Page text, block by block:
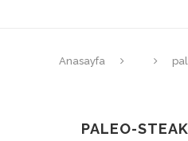
Anasayfa
PALEO-